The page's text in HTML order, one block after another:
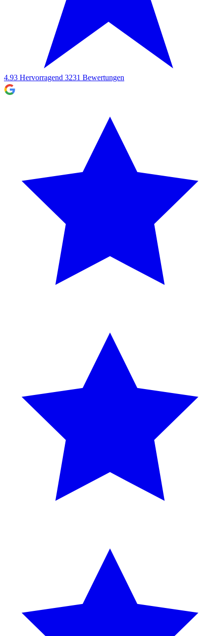
4.93 Hervorragend 3231 Bewertungen